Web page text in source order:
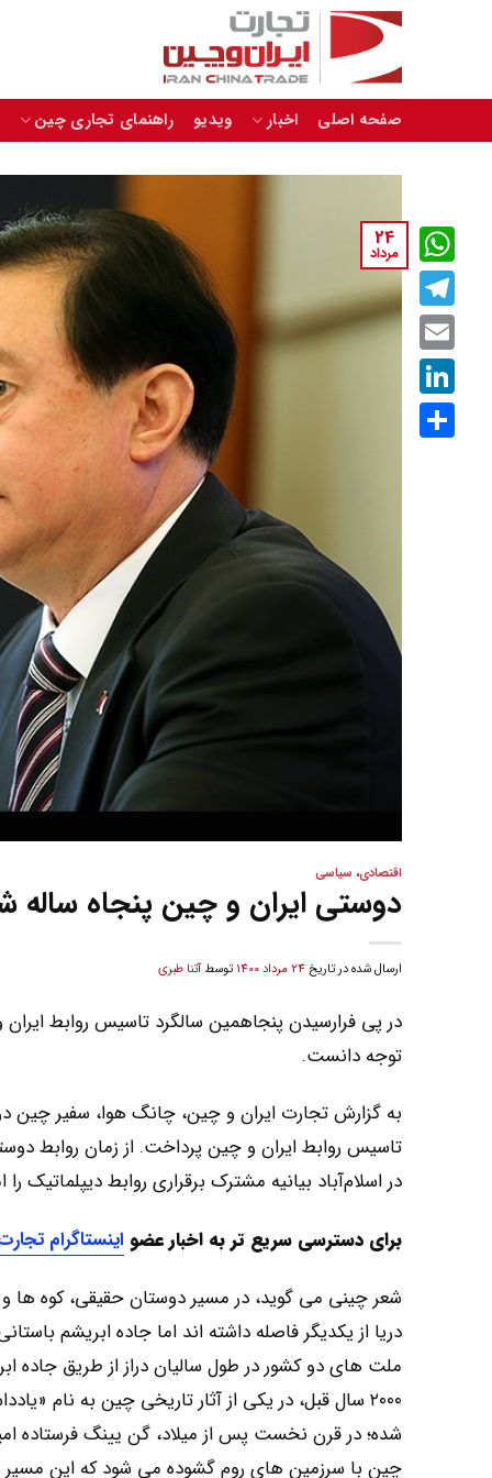
صفحه اصلی اخبار ویدیو راهنمای تجاری چین
24
مرداد
اقتصادی، سیاسی
دوستی ایران و چین پنجاه ساله
ارسال شده در تاریخ 24 مرداد 1400 توسط آتنا طبری
در پی فرارسیدن پنجاهمین سالگرد تاسیس روابط ایران
توجه دانست.
تاسیس روابط ایران و چین پرداخت. از زمان روابط
در اسلام‌آباد بیانیه مشترک برقراری روابط
برای دسترسی سریع تر به اخبارعضو اینستاگرام
شعر چینی می گوید، در مسیر دوستان حقیقی، کوه ها
دریا از یکدیگر فاصله داشته اند اما جاده ابریشم
ملت های دو کشور در طول سالیان دراز از طریق جاده
۲۰۰۰ سال قبل، در یکی از آثار تاریخی چین به
شده؛ در قرن نخست پس از میلاد، گن یینگ فرستاده
چین با سرزمین های روم گشوده می شود که این مسیر
WhatsApp
Telegram
Email
LinkedIn